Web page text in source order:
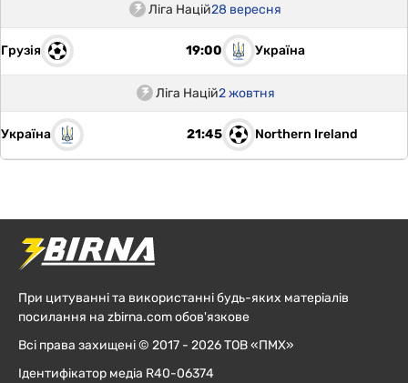
Ліга Націй28 вересня
Грузія 19:00 Україна
Ліга Націй2 жовтня
Україна 21:45 Northern Ireland
При цитуванні та використанні будь-яких матеріалів
посилання на zbirna.com обов'язкове
Всі права захищені © 2017 - 2026 ТОВ «ПМХ»
Ідентифікатор медіа R40-06374